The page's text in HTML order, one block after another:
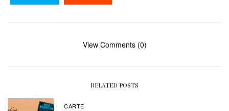
View Comments (0)
RELATED POSTS
CARTE